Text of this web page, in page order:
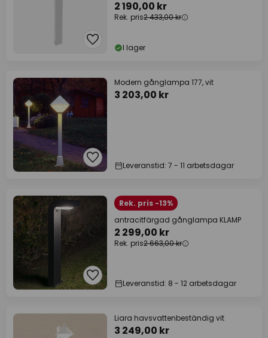
2 190,00 kr
Rek. pris2 433,00 kr
I lager
Modern gånglampa 177, vit
3 203,00 kr
Leveranstid: 7 - 11 arbetsdagar
Rek. pris -13%
antracitfärgad gånglampa KLAMP
2 299,00 kr
Rek. pris2 663,00 kr
Leveranstid: 8 - 12 arbetsdagar
Liara havsvattenbeständig vit
3 249,00 kr